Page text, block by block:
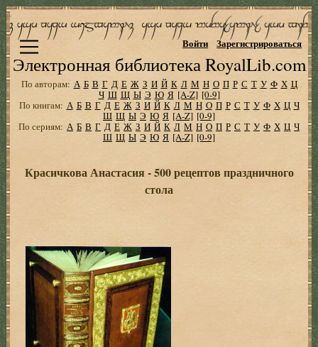
Электронная библиотека RoyalLib.com
Войти Зарегистрироваться
По авторам: А Б В Г Д Е Ж З И Й К Л М Н О П Р С Т У Ф Х Ц
Ч Ш Щ Ы Э Ю Я [A-Z] [0-9]
По книгам: А Б В Г Д Е Ж З И Й К Л М Н О П Р С Т У Ф Х Ц Ч
Ш Щ Ы Э Ю Я [A-Z] [0-9]
По сериям: А Б В Г Д Е Ж З И Й К Л М Н О П Р С Т У Ф Х Ц Ч
Ш Щ Ы Э Ю Я [A-Z] [0-9]
Красичкова Анастасия - 500 рецептов праздничного
стола